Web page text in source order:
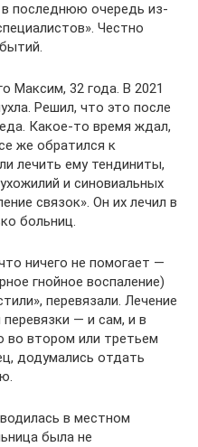
последнюю очередь из-
Честно
Максим, 32 года. В 2021
Решил, что это после
Какое-то время ждал,
же обратился к
лечить ему тендиниты,
и синовиальных
связок». Он их лечил в
больниц.
ничего не помогает —
гнойное воспаление)
перевязали. Лечение
— и сам, и в
во втором или третьем
додумались отдать
в местном
была не